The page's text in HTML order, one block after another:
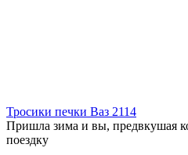
Тросики печки Ваз 2114
Пришла зима и вы, предвкушая
поездку